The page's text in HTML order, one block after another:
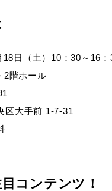
18日（土）10：30～
2階ホール
手前 1-7-31
コンテンツ！